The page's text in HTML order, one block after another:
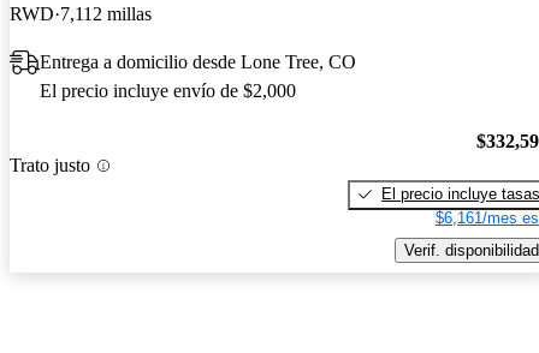
RWD 7,112 millas
Entrega a domicilio desde Lone Tree, CO
El precio incluye envío de $2,000
Trato justo
El precio incluye tasas
$6,161/mes
Verif. disponibilidad